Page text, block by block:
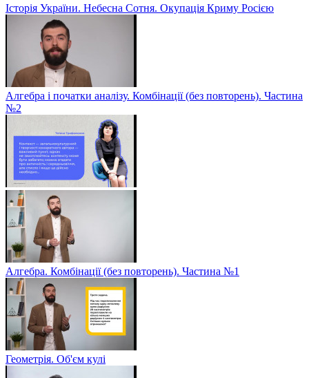
Історія України. Небесна Сотня. Окупація Криму Росією
Алгебра і початки аналізу. Комбінації (без повторень). Частина
№2
Алгебра. Комбінації (без повторень). Частина №1
Геометрія. Об'єм кулі